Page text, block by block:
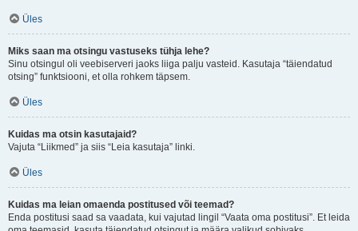
Üles
Miks saan ma otsingu vastuseks tühja lehe?
Sinu otsingul oli veebiserveri jaoks liiga palju vasteid. Kasutaja “täiendatud
otsing” funktsiooni, et olla rohkem täpsem.
Üles
Kuidas ma otsin kasutajaid?
Vajuta “Liikmed” ja siis “Leia kasutaja” linki.
Üles
Kuidas ma leian omaenda postitused või teemad?
Enda postitusi saad sa vaadata, kui vajutad lingil “Vaata oma postitusi”. Et leida